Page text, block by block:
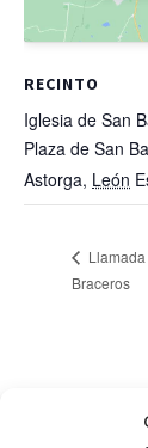
RECINTO
Iglesia de San
Plaza de San
Astorga, León
Braceros